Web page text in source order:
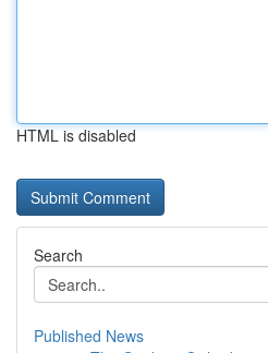
HTML is disabled
Search
Published News